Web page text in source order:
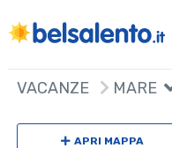
VACANZE MARE
APRI MAPPA
+